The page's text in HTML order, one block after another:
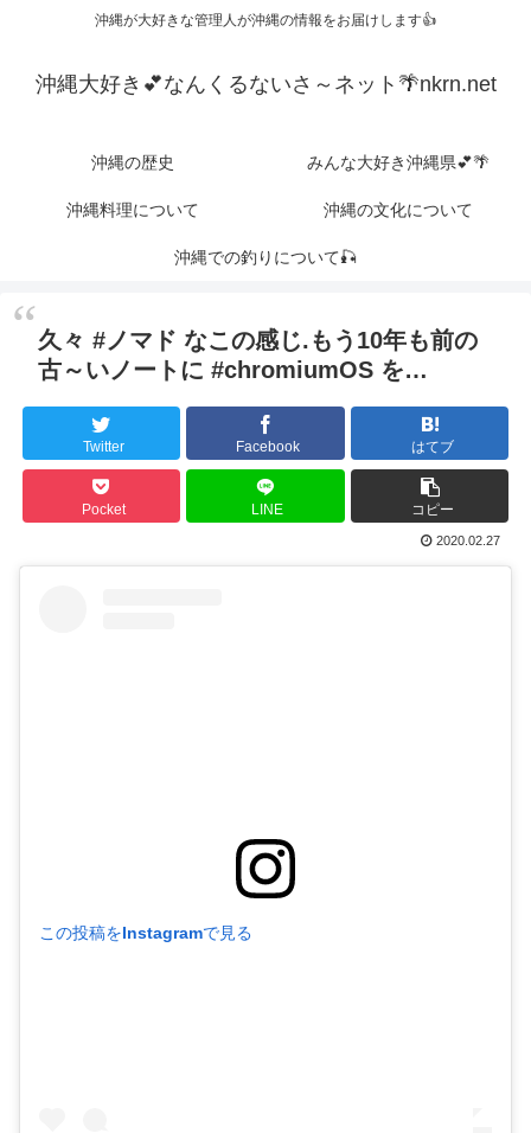
沖縄が大好きな管理人が沖縄の情報をお届けします👍
沖縄大好き💕なんくるないさ～ネット🌴nkrn.net
沖縄の歴史 みんな大好き沖縄県💕🌴
沖縄料理について 沖縄の文化について
沖縄での釣りについて🎣
久々 #ノマド なこの感じ.もう10年も前の
古～いノートに #chromiumOS を…
Twitter Facebook はてブ
Pocket LINE コピー
2020.02.27
この投稿をInstagramで見る